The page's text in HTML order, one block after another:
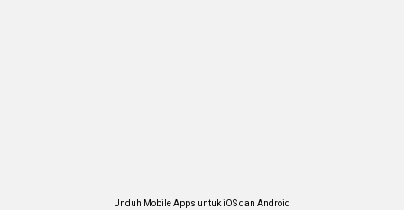
Unduh Mobile Apps untuk iOS dan Android